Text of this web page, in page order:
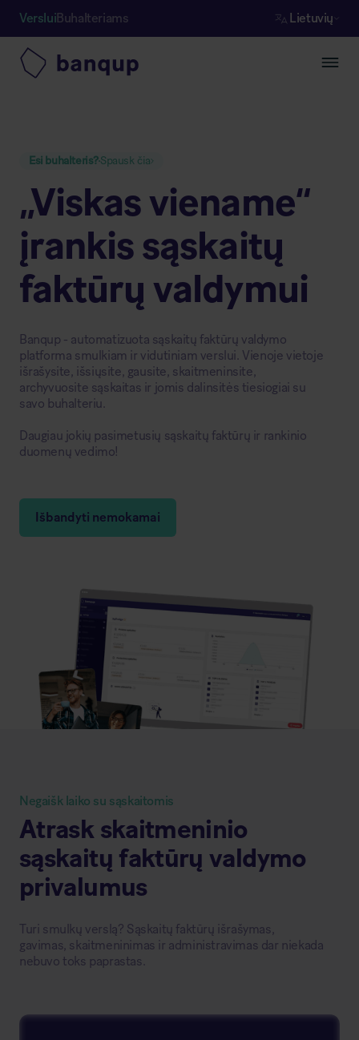
VersluiBuhalteriams Lietuvių
Esi buhalteris? Spausk čia
„Viskas viename“
įrankis sąskaitų
faktūrų valdymui
Banqup - automatizuota sąskaitų faktūrų valdymo
platforma smulkiam ir vidutiniam verslui. Vienoje vietoje
išrašysite, išsiųsite, gausite, skaitmeninsite,
archyvuosite sąskaitas ir jomis dalinsitės tiesiogiai su
savo buhalteriu.
Daugiau jokių pasimetusių sąskaitų faktūrų ir rankinio
duomenų vedimo!
Išbandyti nemokamai
Negaišk laiko su sąskaitomis
Atrask skaitmeninio
sąskaitų faktūrų valdymo
privalumus
Turi smulkų verslą? Sąskaitų faktūrų išrašymas,
gavimas, skaitmeninimas ir administravimas dar niekada
nebuvo toks paprastas.